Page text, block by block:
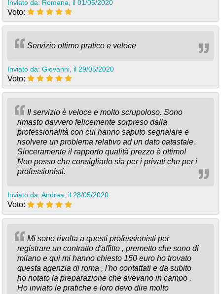
Inviato da: Romana, il 01/06/2020
Voto:
Servizio ottimo pratico e veloce
Inviato da: Giovanni, il 29/05/2020
Voto:
Il servizio è veloce e molto scrupoloso. Sono
rimasto davvero felicemente sorpreso dalla
professionalità con cui hanno saputo segnalare e
risolvere un problema relativo ad un dato catastale.
Sinceramente il rapporto qualità prezzo è ottimo!
Non posso che consigliarlo sia per i privati che per i
professionisti.
Inviato da: Andrea, il 28/05/2020
Voto:
Mi sono rivolta a questi professionisti per
registrare un contratto d'affitto , premetto che sono di
milano e qui mi hanno chiesto 150 euro ho trovato
questa agenzia di roma , l'ho contattati e da subito
ho notato la preparazione che avevano in campo .
Ho inviato le pratiche e loro devo dire molto